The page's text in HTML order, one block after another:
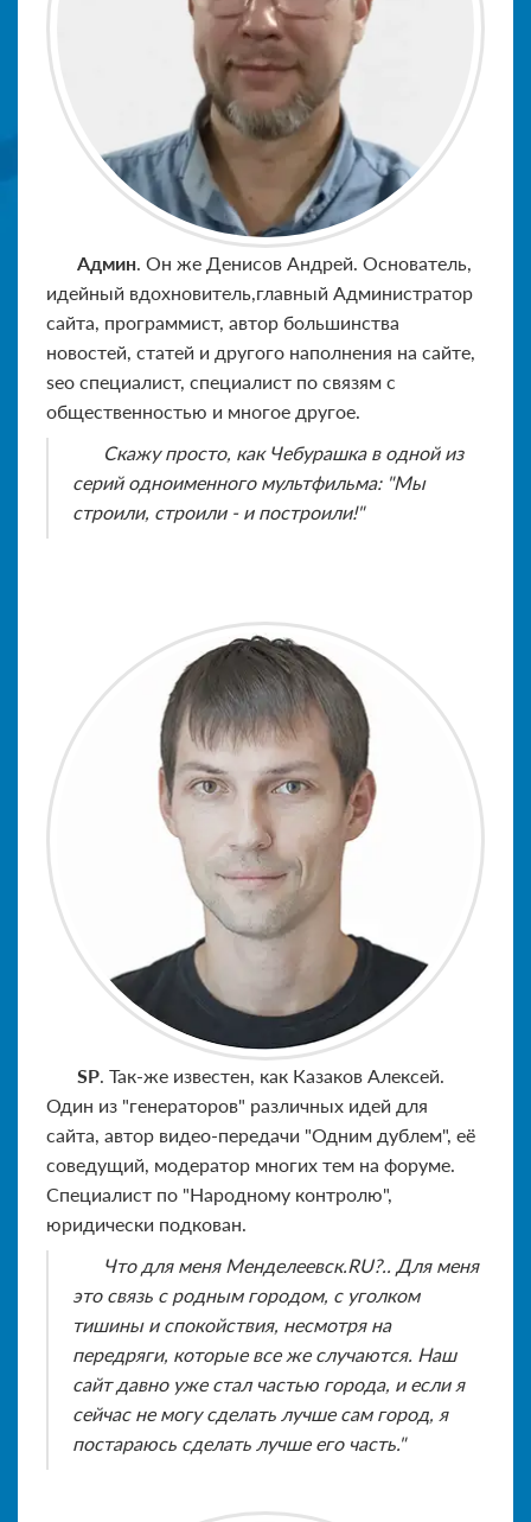
Админ. Он же Денисов Андрей. Основатель,
идейный вдохновитель,главный Администратор
сайта, программист, автор большинства
новостей, статей и другого наполнения на сайте,
seo специалист, специалист по связям с
общественностью и многое другое.
Скажу просто, как Чебурашка в одной из
серий одноименного мультфильма: "Мы
строили, строили - и построили!"
SP. Так-же известен, как Казаков Алексей.
Один из "генераторов" различных идей для
сайта, автор видео-передачи "Одним дублем", её
соведущий, модератор многих тем на форуме.
Специалист по "Народному контролю",
юридически подкован.
Что для меня Менделеевск.RU?.. Для меня
это связь с родным городом, с уголком
тишины и спокойствия, несмотря на
передряги, которые все же случаются. Наш
сайт давно уже стал частью города, и если я
сейчас не могу сделать лучше сам город, я
постараюсь сделать лучше его часть."